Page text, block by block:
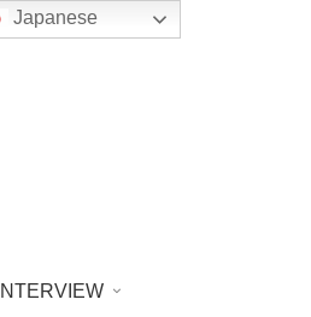
INTERVIEW
Japanese